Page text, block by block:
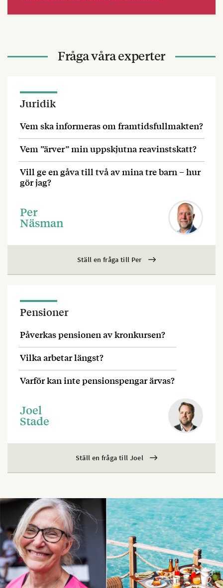
Fråga våra experter
Juridik
Vem ska informeras om framtidsfullmakten?
Vem ”ärver” min uppskjutna reavinstskatt?
Vill ge en gåva till två av mina tre barn – hur
gör jag?
Per
Näsman
Ställ en fråga till Per
Pensioner
Påverkas pensionen av kronkursen?
Vilka arbetar längst?
Varför kan inte pensionspengar ärvas?
Joel
Stade
Ställ en fråga till Joel